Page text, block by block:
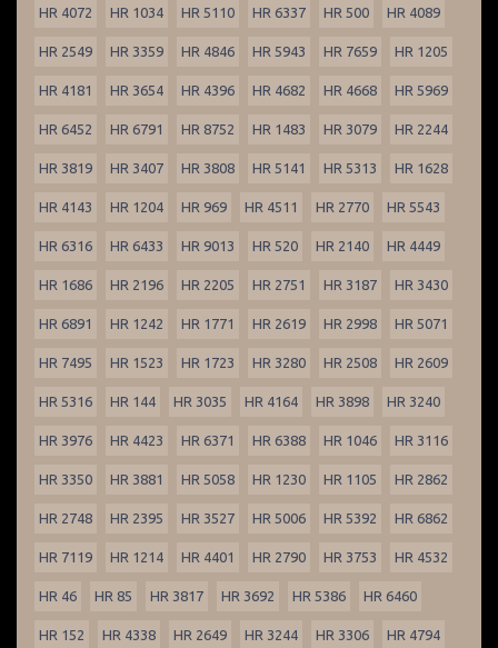
HR 4072 HR 1034 HR 5110 HR 6337 HR 500 HR 4089
HR 2549 HR 3359 HR 4846 HR 5943 HR 7659 HR 1205
HR 4181 HR 3654 HR 4396 HR 4682 HR 4668 HR 5969
HR 6452 HR 6791 HR 8752 HR 1483 HR 3079 HR 2244
HR 3819 HR 3407 HR 3808 HR 5141 HR 5313 HR 1628
HR 4143 HR 1204 HR 969 HR 4511 HR 2770 HR 5543
HR 6316 HR 6433 HR 9013 HR 520 HR 2140 HR 4449
HR 1686 HR 2196 HR 2205 HR 2751 HR 3187 HR 3430
HR 6891 HR 1242 HR 1771 HR 2619 HR 2998 HR 5071
HR 7495 HR 1523 HR 1723 HR 3280 HR 2508 HR 2609
HR 5316 HR 144 HR 3035 HR 4164 HR 3898 HR 3240
HR 3976 HR 4423 HR 6371 HR 6388 HR 1046 HR 3116
HR 3350 HR 3881 HR 5058 HR 1230 HR 1105 HR 2862
HR 2748 HR 2395 HR 3527 HR 5006 HR 5392 HR 6862
HR 7119 HR 1214 HR 4401 HR 2790 HR 3753 HR 4532
HR 46 HR 85 HR 3817 HR 3692 HR 5386 HR 6460
HR 152 HR 4338 HR 2649 HR 3244 HR 3306 HR 4794